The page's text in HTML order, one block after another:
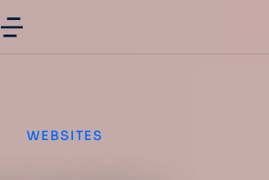
WEBSITES